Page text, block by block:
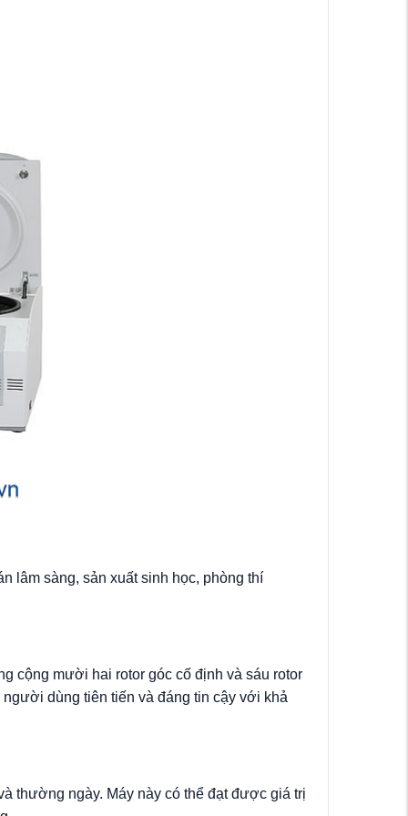
lâm sàng, sản xuất sinh học, phòng thí
cộng mười hai rotor góc cố định và sáu rotor
dùng tiên tiến và đáng tin cậy với khả
thường ngày. Máy này có thể đạt được giá trị